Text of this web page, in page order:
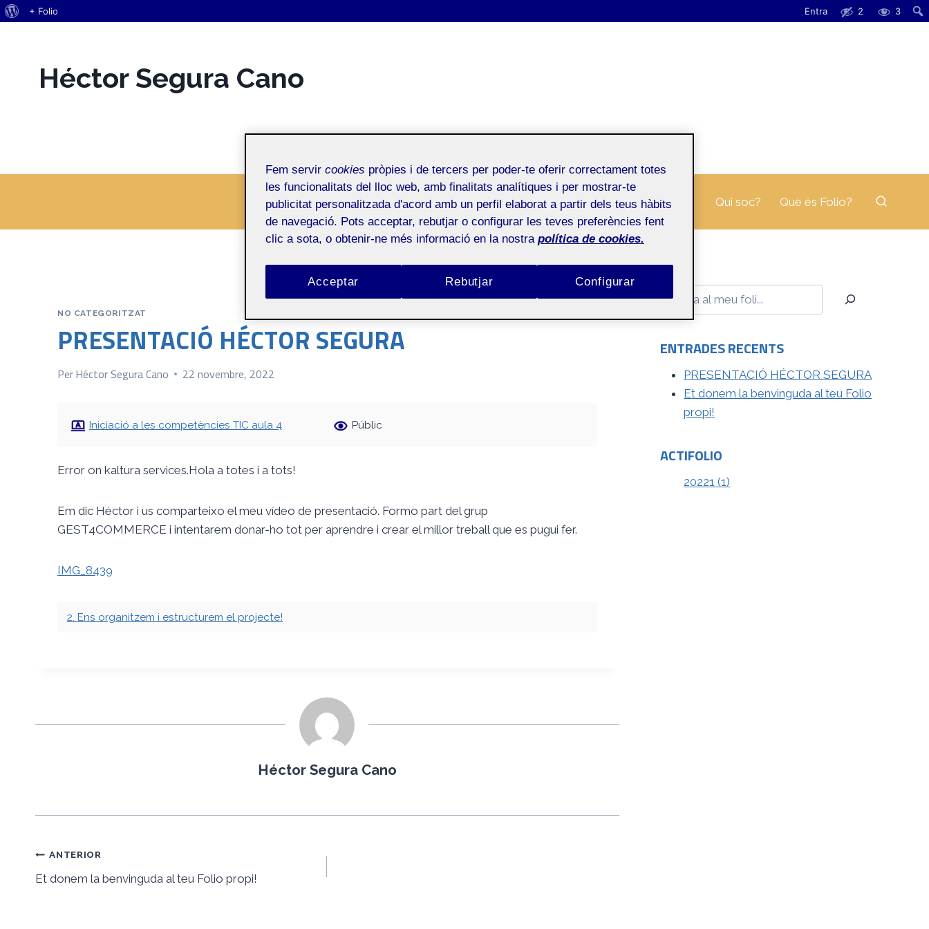
Quant
+ Folio Entra 2 3
contingutHéctor Segura Cano
Qui soc? Què és Folio?
NO CATEGORITZAT
PRESENTACIÓ HÉCTOR SEGURA
PerHéctor Segura Cano 22 novembre, 2022
Iniciació a les competències TIC aula 4 Públic
Error on kaltura services.Hola a totes i a tots!
Em dic Héctor i us comparteixo el meu vídeo de presentació. Formo part del grup
GEST4COMMERCE i intentarem donar-ho tot per aprendre i crear el millor treball que es pugui fer.
IMG_8439
2. Ens organitzem i estructurem el projecte!
Héctor Segura Cano
Navegació
d'entrades
ANTERIOR
Et donem la benvinguda al teu Folio propi!
ENTRADES RECENTS
PRESENTACIÓ HÉCTOR SEGURA
Et donem la benvinguda al teu Folio
propi!
ACTIFOLIO
20221 (1)
Fem servir cookies pròpies i de tercers per poder-te oferir correctament totes
les funcionalitats del lloc web, amb finalitats analítiques i per mostrar-te
publicitat personalitzada d'acord amb un perfil elaborat a partir dels teus hàbits
de navegació. Pots acceptar, rebutjar o configurar les teves preferències fent
clic a sota, o obtenir-ne més informació en la nostra política de cookies.
Rebutjar
Acceptar Configurar